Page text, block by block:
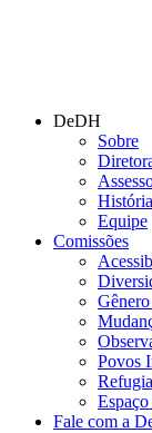
DeDH
Sobre
História
Equipe
Comissões
Povos
Fale com a